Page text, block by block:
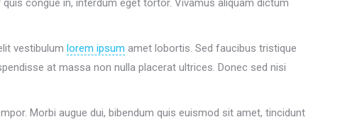
congue in, interdum eget tortor. Vivamus aliquam dictum
vestibulum lorem ipsum amet lobortis. Sed faucibus tristique
at massa non nulla placerat ultrices. Donec sed nisi
Morbi augue dui, bibendum quis euismod sit amet, tincidunt